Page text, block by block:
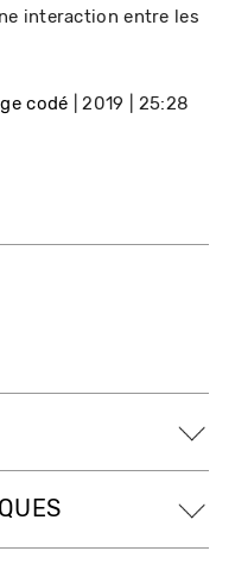
interaction entre les
codé 2019 25:28